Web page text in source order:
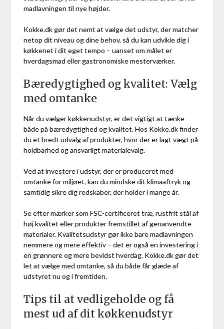
madlavningen til nye højder.
Kokke.dk gør det nemt at vælge det udstyr, der matcher
netop dit niveau og dine behov, så du kan udvikle dig i
køkkenet i dit eget tempo – uanset om målet er
hverdagsmad eller gastronomiske mesterværker.
Bæredygtighed og kvalitet: Vælg
med omtanke
Når du vælger køkkenudstyr, er det vigtigt at tænke
både på bæredygtighed og kvalitet. Hos Kokke.dk finder
du et bredt udvalg af produkter, hvor der er lagt vægt på
holdbarhed og ansvarligt materialevalg.
Ved at investere i udstyr, der er produceret med
omtanke for miljøet, kan du mindske dit klimaaftryk og
samtidig sikre dig redskaber, der holder i mange år.
Se efter mærker som FSC-certificeret træ, rustfrit stål af
høj kvalitet eller produkter fremstillet af genanvendte
materialer. Kvalitetsudstyr gør ikke bare madlavningen
nemmere og mere effektiv – det er også en investering i
en grønnere og mere bevidst hverdag. Kokke.dk gør det
let at vælge med omtanke, så du både får glæde af
udstyret nu og i fremtiden.
Tips til at vedligeholde og få
mest ud af dit køkkenudstyr